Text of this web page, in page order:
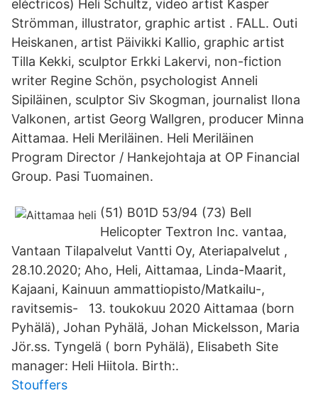
eléctricos) Heli Schultz, video artist Kasper
Strömman, illustrator, graphic artist . FALL. Outi
Heiskanen, artist Päivikki Kallio, graphic artist
Tilla Kekki, sculptor Erkki Lakervi, non-fiction
writer Regine Schön, psychologist Anneli
Sipiläinen, sculptor Siv Skogman, journalist Ilona
Valkonen, artist Georg Wallgren, producer Minna
Aittamaa. Heli Meriläinen. Heli Meriläinen
Program Director / Hankejohtaja at OP Financial
Group. Pasi Tuomainen.
(51) B01D 53/94 (73) Bell
Helicopter Textron Inc. vantaa,
Vantaan Tilapalvelut Vantti Oy, Ateriapalvelut ,
28.10.2020; Aho, Heli, Aittamaa, Linda-Maarit,
Kajaani, Kainuun ammattiopisto/Matkailu-,
ravitsemis- 13. toukokuu 2020 Aittamaa (born
Pyhälä), Johan Pyhälä, Johan Mickelsson, Maria
Jör.ss. Tyngelä ( born Pyhälä), Elisabeth Site
manager: Heli Hiitola. Birth:.
Stouffers